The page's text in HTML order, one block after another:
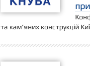
та кам’яних конструкцій